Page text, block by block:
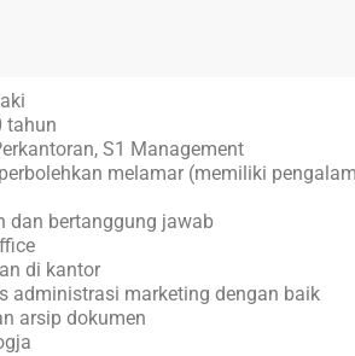
tahun
S1 Management
melamar (memiliki
dan bertanggung jawab
di kantor
administrasi marketing dengan baik
arsip dokumen